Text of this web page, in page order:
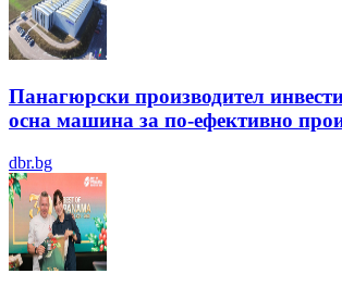
Панагюрски производител
осна машина за по-ефективно
dbr.bg